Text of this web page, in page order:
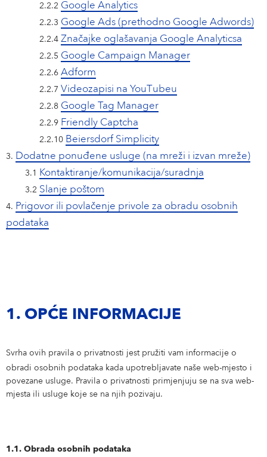
2.2.2 Google Analytics
2.2.3 Google Ads (prethodno Google Adwords)
2.2.4Značajke oglašavanja Google Analyticsa
2.2.5 Google Campaign Manager
2.2.6Adform
2.2.7 Videozapisi na YouTubeu
2.2.8 Google Tag Manager
2.2.9 Friendly Captcha
2.2.10 Beiersdorf Simplicity
3. Dodatne ponuđene usluge (na mreži i izvan mreže)
3.1 Kontaktiranje/komunikacija/suradnja
3.2 Slanje poštom
4. Prigovor ili povlačenje privole za obradu osobnih
podataka
1. OPĆE INFORMACIJE
Svrha ovih pravila o privatnosti jest pružiti vam informacije o
obradi osobnih podataka kada upotrebljavate naše web-mjesto i
povezane usluge. Pravila o privatnosti primjenjuju se na sva web-
mjesta ili usluge koje se na njih pozivaju.
1.1. Obrada osobnih podataka